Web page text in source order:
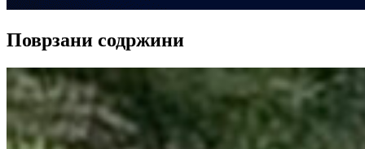
Поврзани содржини